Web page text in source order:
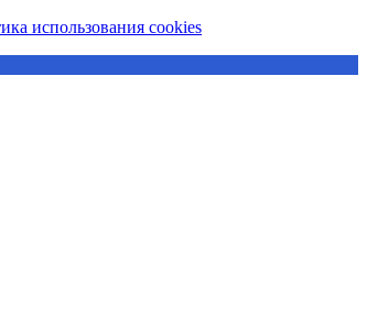
использования cookies